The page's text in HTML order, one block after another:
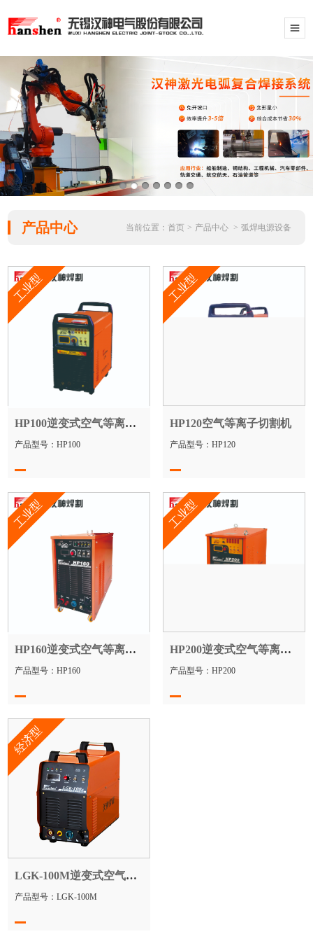
产品中心 当前位置： 首页 > 产品中心 > 弧焊电源设备
HP100逆变式空气等离子切割机
产品型号：HP100
工业型
HP120空气等离子切割机
产品型号：HP120
工业型
HP160逆变式空气等离子切割机
产品型号：HP160
工业型
HP200逆变式空气等离子切割机
产品型号：HP200
工业型
LGK-100M逆变式空气等离子切割机
产品型号：LGK-100M
经济型